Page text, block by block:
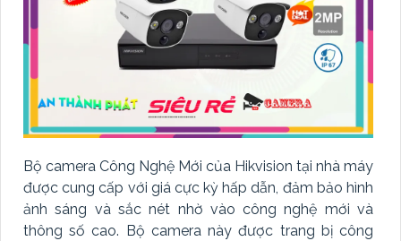
Bộ camera Công Nghệ Mới của Hikvision tại nhà máy
được cung cấp với giá cực kỳ hấp dẫn, đảm bảo hình
ảnh sáng và sắc nét nhờ vào công nghệ mới và
thông số cao. Bộ camera này được trang bị công